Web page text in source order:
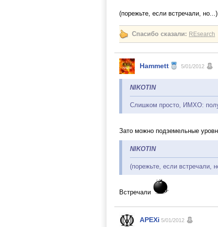
(порежьте, если встречали,
Спасибо сказали: REsearch
Hammett 5/01/2012
NIKOTIN
Слишком просто, ИМХО:
Зато можно подземельные
NIKOTIN
(порежьте, если встречали,
Встречали
APEXi 5/01/2012